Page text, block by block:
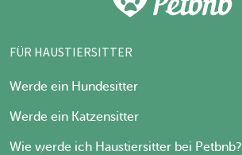
FÜR HAUSTIERSITTER
Werde ein Hundesitter
Werde ein Katzensitter
Wie werde ich Haustiersitter bei Petbnb?